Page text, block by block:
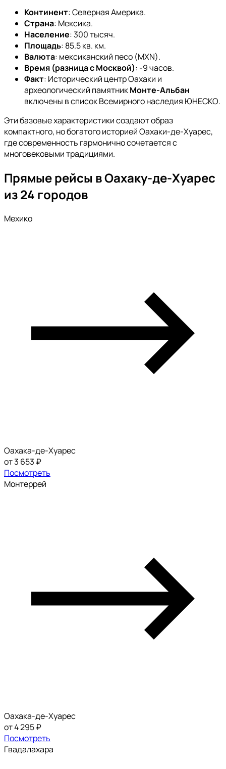
Континент: Северная Америка.
Страна: Мексика.
Население: 300 тысяч.
Площадь: 85.5 кв. км.
Валюта: мексиканский песо (MXN).
Время (разница с Москвой): -9 часов.
Факт: Исторический центр Оахаки и
археологический памятникМонте-Альбан
включены в список Всемирного наследия ЮНЕСКО.
Эти базовые характеристики создают образ
компактного, но богатого историей Оахаки-де-Хуарес,
где современность гармонично сочетается с
многовековыми традициями.
Прямые рейсы в Оахаку-де-Хуарес
из 24 городов
Мехико
Оахака-де-Хуарес
от 3 653 ₽
Посмотреть
Монтеррей
Оахака-де-Хуарес
от 4 295 ₽
Посмотреть
Гвадалахара